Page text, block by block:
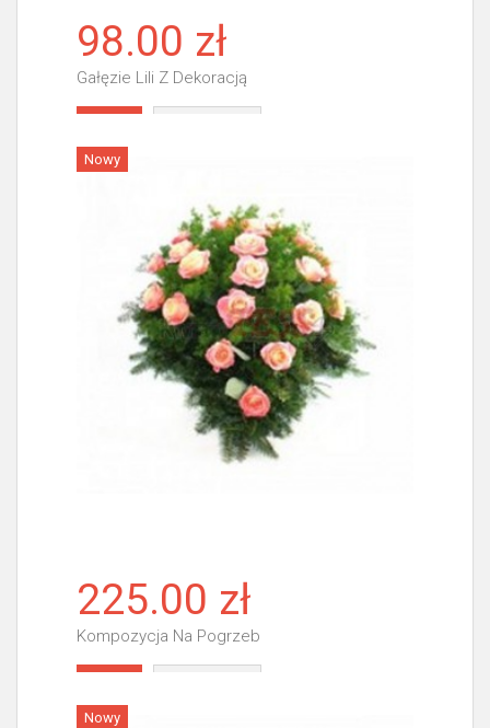
98.00 zł
Gałęzie Lili Z Dekoracją
Nowy
225.00 zł
Kompozycja Na Pogrzeb
Nowy